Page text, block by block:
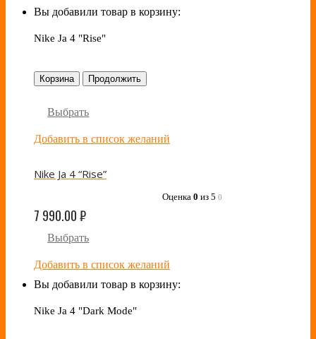
Вы добавили товар в корзину:
Nike Ja 4 "Rise"
Корзина Продолжить
Выбрать
Добавить в список желаний
Nike Ja 4 “Rise”
Оценка 0 из 5 0
7 990.00₽
Выбрать
Добавить в список желаний
Вы добавили товар в корзину:
Nike Ja 4 "Dark Mode"